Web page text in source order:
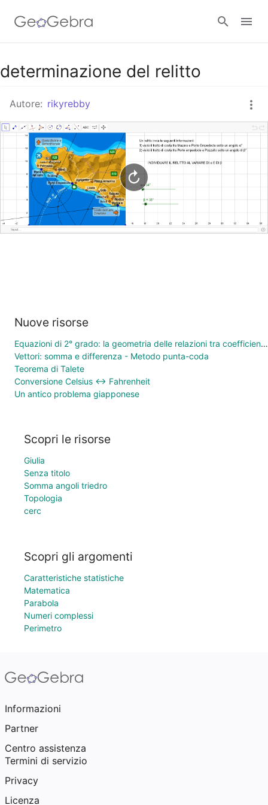
Google Classroom
GeoGebra Classroom
Accedi
determinazione del relitto
Autore: rikyrebby
Nuove risorse
Equazioni di 2° grado: la geometria delle relazioni tra coefficienti e soluzioni
Vettori: somma e differenza - Metodo punta-coda
Teorema di Talete
Conversione Celsius ↔ Fahrenheit
Un antico problema giapponese
Scopri le risorse
Giulia
Senza titolo
Somma angoli triedro
Topologia
cerc
Scopri gli argomenti
Caratteristiche statistiche
Matematica
Parabola
Numeri complessi
Perimetro
Informazioni
Partner
Centro assistenza
Termini di servizio
Privacy
Licenza